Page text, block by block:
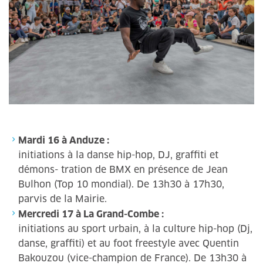
Mardi 16 à Anduze :
initiations à la danse hip-hop, DJ, graffiti et
démons- tration de BMX en présence de Jean
Bulhon (Top 10 mondial). De 13h30 à 17h30,
parvis de la Mairie.
Mercredi 17 à La Grand-Combe :
initiations au sport urbain, à la culture hip-hop (Dj,
danse, graffiti) et au foot freestyle avec Quentin
Bakouzou (vice-champion de France). De 13h30 à